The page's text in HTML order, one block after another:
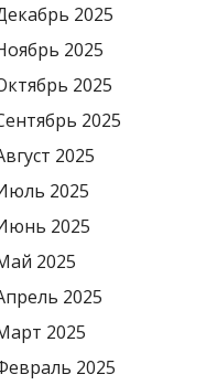
2025
2025
2025
2025
2025
2025
2025
2025
2025
2025
2025